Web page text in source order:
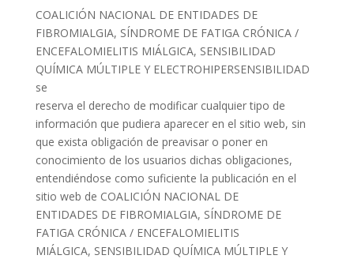
COALICIÓN NACIONAL DE ENTIDADES DE
FIBROMIALGIA, SÍNDROME DE FATIGA CRÓNICA /
ENCEFALOMIELITIS MIÁLGICA, SENSIBILIDAD
QUÍMICA MÚLTIPLE Y ELECTROHIPERSENSIBILIDAD
se
reserva el derecho de modificar cualquier tipo de
información que pudiera aparecer en el sitio web, sin
que exista obligación de preavisar o poner en
conocimiento de los usuarios dichas obligaciones,
entendiéndose como suficiente la publicación en el
sitio web de COALICIÓN NACIONAL DE
ENTIDADES DE FIBROMIALGIA, SÍNDROME DE
FATIGA CRÓNICA / ENCEFALOMIELITIS
MIÁLGICA, SENSIBILIDAD QUÍMICA MÚLTIPLE Y